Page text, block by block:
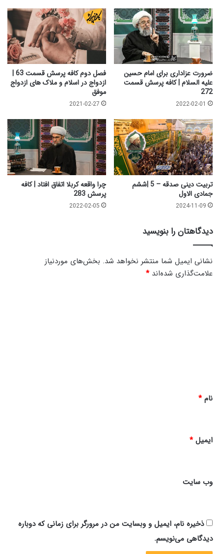
ضرورت عزاداری برای امام حسین
علیه السلام | کافه پرسش قسمت
272
2022-02-01
فصل دوم کافه پرسش قسمت 63 |
ازدواج در اسلام و ملاک های ازدواج
موفق
2021-02-27
تربیت دینی صدقه – 5 |ششم
جمادی الاول
2024-11-09
چرا واقعه کربلا اتفاق افتاد | کافه
پرسش 283
2022-02-05
دیدگاهتان را بنویسید
نشانی ایمیل شما منتشر نخواهد شد. بخش‌های موردنیاز
علامت‌گذاری شده‌اند*
نام*
ایمیل*
وب‌ سایت
ذخیره نام، ایمیل و وبسایت من در مرورگر برای زمانی که دوباره
دیدگاهی می‌نویسم.